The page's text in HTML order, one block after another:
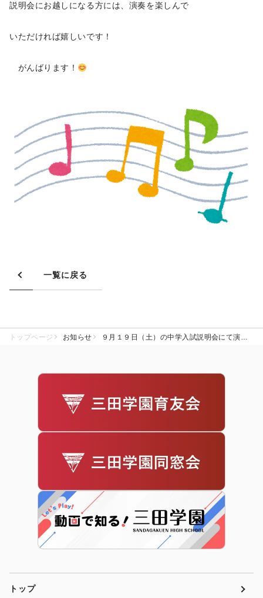
説明会にお越しになる方には、 演奏を楽しんで
いただければ嬉しいです！
がんばります！
一覧に戻る
トップページ お知らせ ９月１９日（土）の中学入試説明会にて演奏をします！
トップ